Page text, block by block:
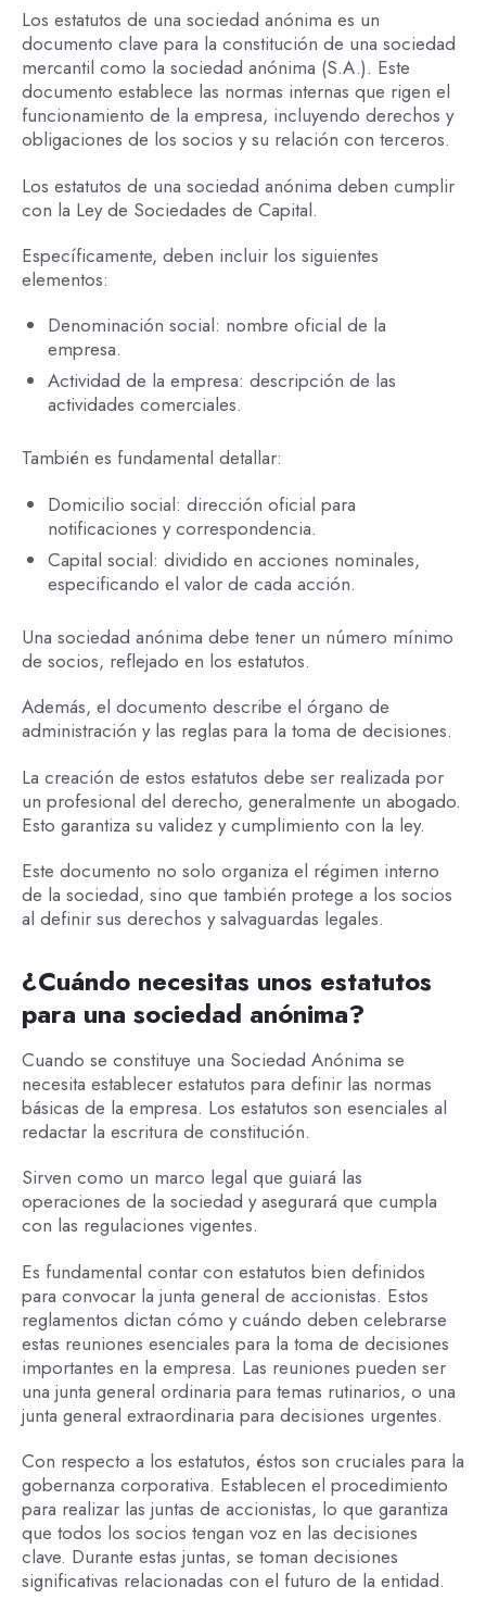
Los estatutos de una sociedad anónima es un
documento clave para la constitución de una sociedad
mercantil como la sociedad anónima (S.A.). Este
documento establece las normas internas que rigen el
funcionamiento de la empresa, incluyendo derechos y
obligaciones de los socios y su relación con terceros.
Los estatutos de una sociedad anónima deben cumplir
con la Ley de Sociedades de Capital.
Específicamente, deben incluir los siguientes
elementos:
Denominación social: nombre oficial de la
empresa.
Actividad de la empresa: descripción de las
actividades comerciales.
También es fundamental detallar:
Domicilio social: dirección oficial para
notificaciones y correspondencia.
Capital social: dividido en acciones nominales,
especificando el valor de cada acción.
Una sociedad anónima debe tener un número mínimo
de socios, reflejado en los estatutos.
Además, el documento describe el órgano de
administración y las reglas para la toma de decisiones.
La creación de estos estatutos debe ser realizada por
un profesional del derecho, generalmente un abogado.
Esto garantiza su validez y cumplimiento con la ley.
Este documento no solo organiza el régimen interno
de la sociedad, sino que también protege a los socios
al definir sus derechos y salvaguardas legales.
¿Cuándo necesitas unos estatutos
para una sociedad anónima?
Cuando se constituye una Sociedad Anónima se
necesita establecer estatutos para definir las normas
básicas de la empresa. Los estatutos son esenciales al
redactar la escritura de constitución.
Sirven como un marco legal que guiará las
operaciones de la sociedad y asegurará que cumpla
con las regulaciones vigentes.
Es fundamental contar con estatutos bien definidos
para convocar la junta general de accionistas. Estos
reglamentos dictan cómo y cuándo deben celebrarse
estas reuniones esenciales para la toma de decisiones
importantes en la empresa. Las reuniones pueden ser
una junta general ordinaria para temas rutinarios, o una
junta general extraordinaria para decisiones urgentes.
Con respecto a los estatutos, éstos son cruciales para la
gobernanza corporativa. Establecen el procedimiento
para realizar las juntas de accionistas, lo que garantiza
que todos los socios tengan voz en las decisiones
clave. Durante estas juntas, se toman decisiones
significativas relacionadas con el futuro de la entidad.